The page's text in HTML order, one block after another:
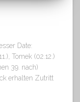
Date:
Tomek (02.12.)
39. nach)
erhalten Zutritt